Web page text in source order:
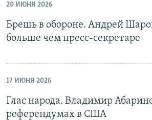
20 ИЮНЯ 2026
Брешь в обороне. Андрей
больше чем пресс-секретаре
17 ИЮНЯ 2026
Глас народа. Владимир
референдумах в США